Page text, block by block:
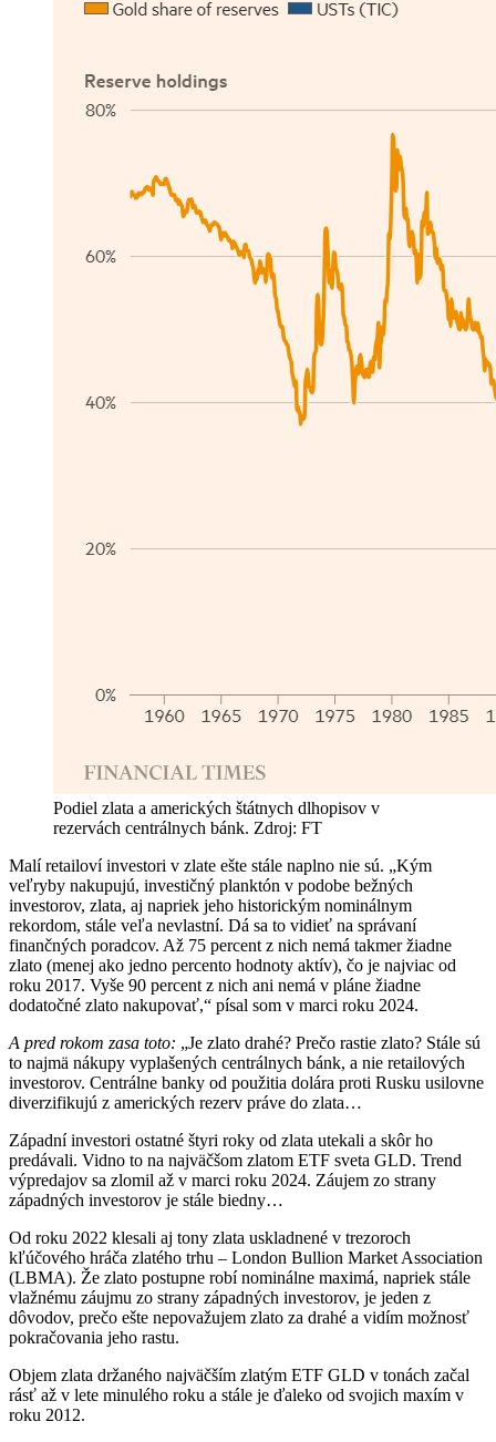
Podiel zlata a amerických štátnych dlhopisov v
rezervách centrálnych bánk. Zdroj: FT
Malí retailoví investori v zlate ešte stále naplno nie sú. „Kým
veľryby nakupujú, investičný planktón v podobe bežných
investorov, zlata, aj napriek jeho historickým nominálnym
rekordom, stále veľa nevlastní. Dá sa to vidieť na správaní
finančných poradcov. Až 75 percent z nich nemá takmer žiadne
zlato (menej ako jedno percento hodnoty aktív), čo je najviac od
roku 2017. Vyše 90 percent z nich ani nemá v pláne žiadne
dodatočné zlato nakupovať,“ písal som v marci roku 2024.
A pred rokom zasa toto: „Je zlato drahé? Prečo rastie zlato? Stále sú
to najmä nákupy vyplašených centrálnych bánk, a nie retailových
investorov. Centrálne banky od použitia dolára proti Rusku usilovne
diverzifikujú z amerických rezerv práve do zlata…
Západní investori ostatné štyri roky od zlata utekali a skôr ho
predávali. Vidno to na najväčšom zlatom ETF sveta GLD. Trend
výpredajov sa zlomil až v marci roku 2024. Záujem zo strany
západných investorov je stále biedny…
Od roku 2022 klesali aj tony zlata uskladnené v trezoroch
kľúčového hráča zlatého trhu – London Bullion Market Association
(LBMA). Že zlato postupne robí nominálne maximá, napriek stále
vlažnému záujmu zo strany západných investorov, je jeden z
dôvodov, prečo ešte nepovažujem zlato za drahé a vidím možnosť
pokračovania jeho rastu.
Objem zlata držaného najväčším zlatým ETF GLD v tonách začal
rásť až v lete minulého roku a stále je ďaleko od svojich maxím v
roku 2012.